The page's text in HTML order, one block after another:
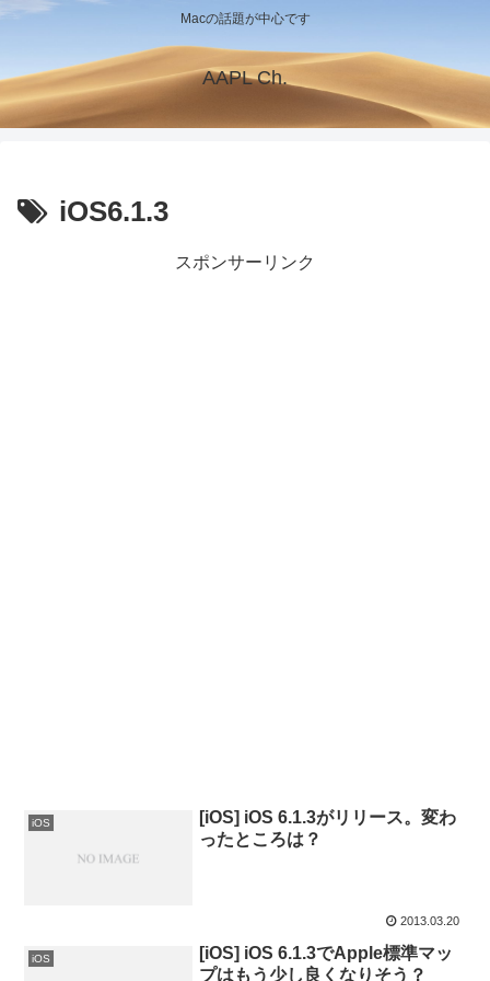
Macの話題が中心です
AAPL Ch.
iOS6.1.3
スポンサーリンク
iOS
[iOS] iOS 6.1.3がリリース。変わ
ったところは？
2013.03.20
iOS
[iOS] iOS 6.1.3でApple標準マッ
プはもう少し良くなりそう？